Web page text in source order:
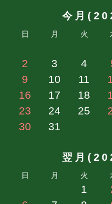
今月
日 月 火
2
3 4
9
10 11
16
17 18
23
24 25
30
31
翌月
日 月 火
1